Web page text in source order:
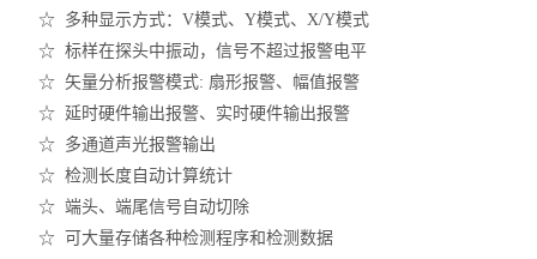
☆ 多种显示方式：V模式、Y模式、X/Y模式
☆ 标样在探头中振动，信号不超过报警电平
☆ 矢量分析报警模式: 扇形报警、幅值报警
☆ 延时硬件输出报警、实时硬件输出报警
☆ 多通道声光报警输出
☆ 检测长度自动计算统计
☆ 端头、端尾信号自动切除
☆ 可大量存储各种检测程序和检测数据